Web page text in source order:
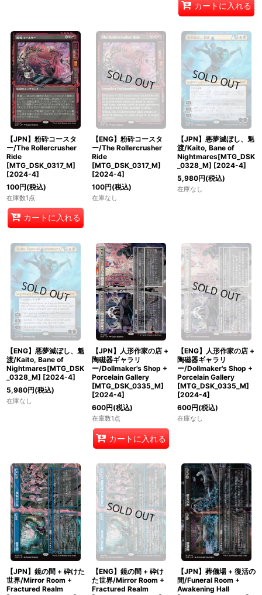
カートに入れる
【JPN】粉砕コースタ
ー/The Rollercrusher
Ride
[MTG_DSK_0317_M]
[2024-4]
100円(税込)
在庫数1点
カートに入れる
【ENG】粉砕コースタ
ー/The Rollercrusher
Ride
[MTG_DSK_0317_M]
[2024-4]
100円(税込)
在庫なし
【JPN】悪夢滅ぼし、魁
渡/Kaito, Bane of
Nightmares[MTG_DSK
_0328_M] [2024-4]
5,980円(税込)
在庫なし
【ENG】悪夢滅ぼし、魁
渡/Kaito, Bane of
Nightmares[MTG_DSK
_0328_M] [2024-4]
5,980円(税込)
在庫なし
【JPN】人形作家の店 +
陶磁器ギャラリ
ー/Dollmaker's Shop +
Porcelain Gallery
[MTG_DSK_0335_M]
[2024-4]
600円(税込)
在庫数1点
カートに入れる
【ENG】人形作家の店 +
陶磁器ギャラリ
ー/Dollmaker's Shop +
Porcelain Gallery
[MTG_DSK_0335_M]
[2024-4]
600円(税込)
在庫なし
【JPN】鏡の間 + 砕けた
世界/Mirror Room +
Fractured Realm
【ENG】鏡の間 + 砕け
た世界/Mirror Room +
Fractured Realm
【JPN】葬儀場 + 復活の
間/Funeral Room +
Awakening Hall